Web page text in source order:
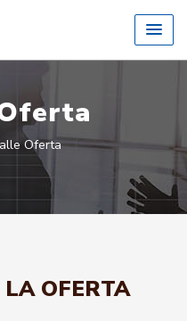
Oferta
OFERTA